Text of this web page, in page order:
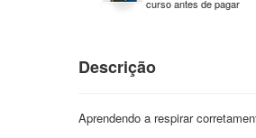
curso antes de pagar
Descrição
Aprendendo a respirar